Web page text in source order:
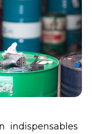
indispensables